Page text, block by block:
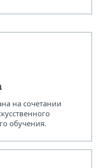
на сочетании
обучения.